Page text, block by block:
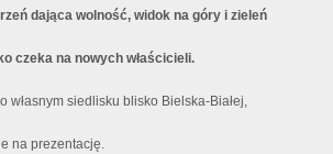
dająca wolność, widok na góry i zieleń
czeka na nowych właścicieli.
własnym siedlisku blisko Bielska-Białej,
na prezentację.